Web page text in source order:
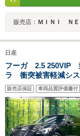
販売店： ＭＩＮＩ Ｎ
日産
フーガ 2.5 250VIP
ラ 衝突被害軽減シ
シート 前席シート
サー LEDヘッド ビ
ミ
販売店保証 車両品質評価書付